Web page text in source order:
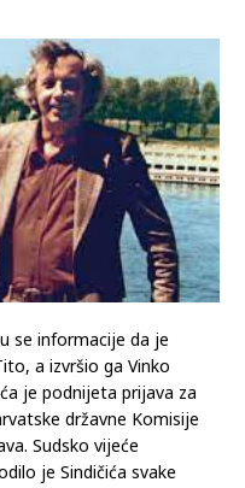
se informacije da je
a izvršio ga Vinko
je podnijeta prijava za
državne Komisije
Sudsko vijeće
je Sindičića svake